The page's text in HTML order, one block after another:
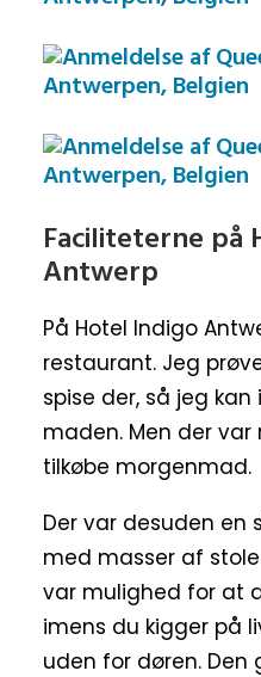
Faciliteterne på
Antwerp
På Hotel Indigo
restaurant. Jeg
spise der, så jeg
maden. Men der
tilkøbe morgenmad.
Der var desuden en
med masser af
var mulighed for at
imens du kigger på
uden for døren. Den